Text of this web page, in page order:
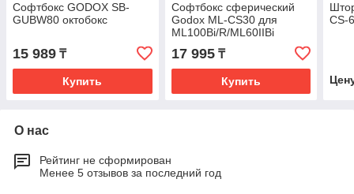
Софтбокс GODOX SB-
GUBW80 октобокс
15 989 ₸
Купить
Софтбокс сферический
Godox ML-CS30 для
ML100Bi/R/ML60IIBi
17 995₸
Купить
CS-
О нас
Рейтинг не сформирован
Менее 5 отзывов за последний год